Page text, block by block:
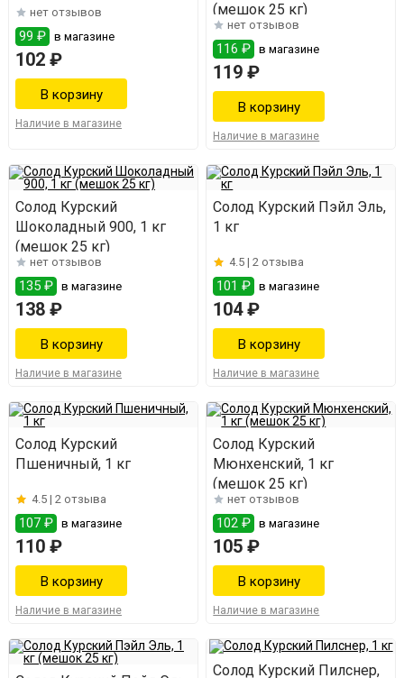
нет отзывов
99 ₽ в магазине
102 ₽
Наличие в магазине
(мешок 25 кг)
нет отзывов
116 ₽ в магазине
119 ₽
Наличие в магазине
Солод Курский
Шоколадный 900, 1 кг
(мешок 25 кг)
нет отзывов
135 ₽ в магазине
138 ₽
Наличие в магазине
Солод Курский Пэйл Эль,
1 кг
4.5 |2 отзыва
101 ₽ в магазине
104 ₽
Наличие в магазине
Солод Курский
Пшеничный, 1 кг
4.5 | 2 отзыва
107 ₽ в магазине
110 ₽
Наличие в магазине
Солод Курский
Мюнхенский, 1 кг
(мешок 25 кг)
нет отзывов
102 ₽ в магазине
105 ₽
Наличие в магазине
Солод Курский Пилснер,